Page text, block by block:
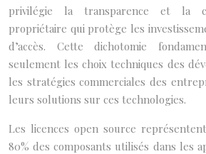
privilégie la transparence et la
propriétaire qui protège les
d’accès. Cette dichotomie
seulement les choix techniques des
les stratégies commerciales des
leurs solutions sur ces technologies.
Les licences open source
80% des composants utilisés dans les